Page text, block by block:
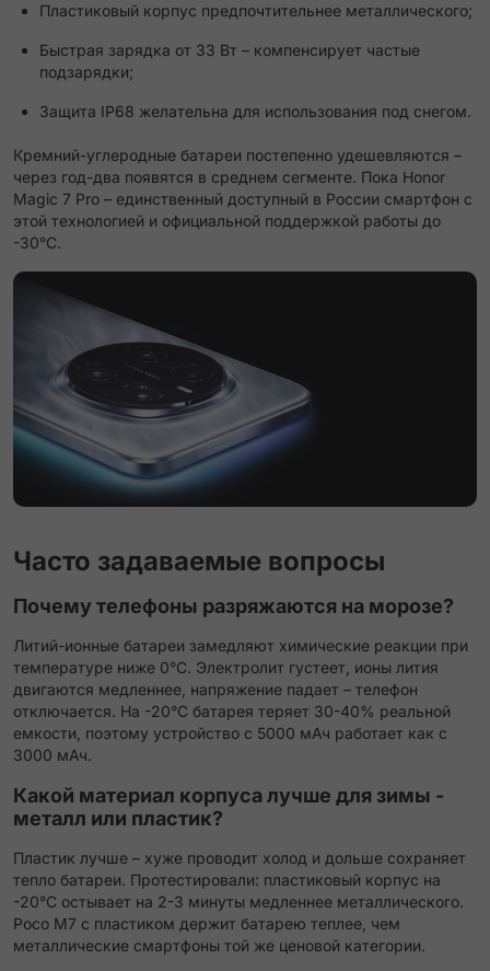
Пластиковый корпус предпочтительнее металлического;
Быстрая зарядка от 33 Вт – компенсирует частые
подзарядки;
Защита IP68 желательна для использования под снегом.
Кремний-углеродные батареи постепенно удешевляются –
через год-два появятся в среднем сегменте. Пока Honor
Magic 7 Pro – единственный доступный в России смартфон с
этой технологией и официальной поддержкой работы до
-30°C.
Часто задаваемые вопросы
Почему телефоны разряжаются на морозе?
Литий-ионные батареи замедляют химические реакции при
температуре ниже 0°C. Электролит густеет, ионы лития
двигаются медленнее, напряжение падает – телефон
отключается. На -20°C батарея теряет 30-40% реальной
емкости, поэтому устройство с 5000 мАч работает как с
3000 мАч.
Какой материал корпуса лучше для зимы -
металл или пластик?
Пластик лучше – хуже проводит холод и дольше сохраняет
тепло батареи. Протестировали: пластиковый корпус на
-20°C остывает на 2-3 минуты медленнее металлического.
Poco M7 с пластиком держит батарею теплее, чем
металлические смартфоны той же ценовой категории.